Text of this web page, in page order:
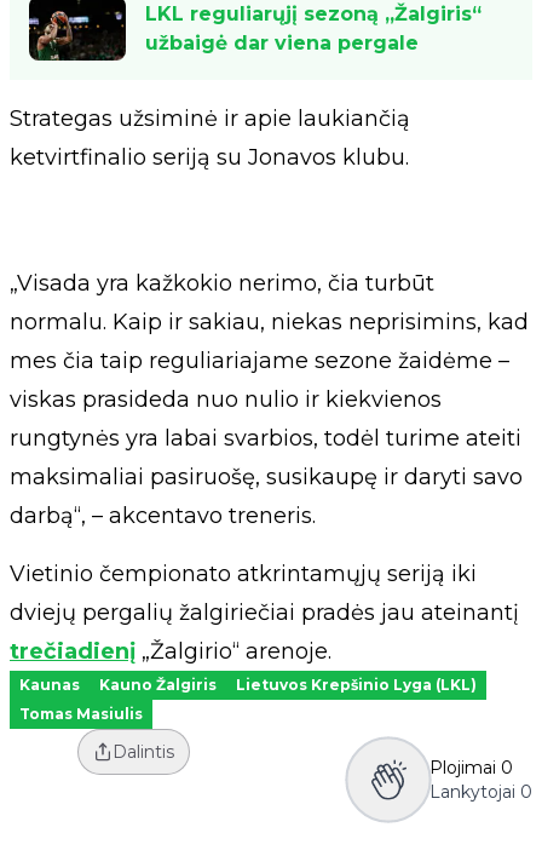
LKL reguliarųjį sezoną „Žalgiris“
užbaigė dar viena pergale
Strategas užsiminė ir apie laukiančią
ketvirtfinalio seriją su Jonavos klubu.
„Visada yra kažkokio nerimo, čia turbūt
normalu. Kaip ir sakiau, niekas neprisimins, kad
mes čia taip reguliariajame sezone žaidėme –
viskas prasideda nuo nulio ir kiekvienos
rungtynės yra labai svarbios, todėl turime ateiti
maksimaliai pasiruošę, susikaupę ir daryti savo
darbą“, – akcentavo treneris.
Vietinio čempionato atkrintamųjų seriją iki
dviejų pergalių žalgiriečiai pradės jau ateinantį
trečiadienį „Žalgirio“ arenoje.
Kaunas Kauno Žalgiris
Lietuvos Krepšinio Lyga (LKL)
Tomas Masiulis
Dalintis
Plojimai 0
Lankytojai 0